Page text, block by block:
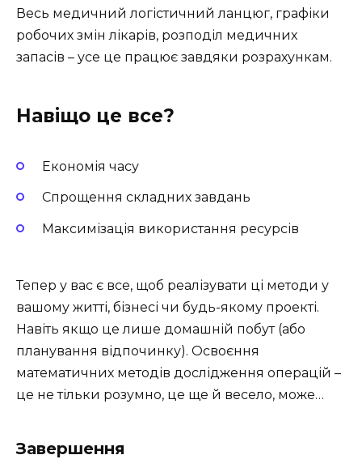
Весь медичний логістичний ланцюг, графіки
робочих змін лікарів, розподіл медичних
запасів – усе це працює завдяки розрахункам.
Навіщо це все?
Економія часу
Спрощення складних завдань
Максимізація використання ресурсів
Тепер у вас є все, щоб реалізувати ці методи у
вашому житті, бізнесі чи будь-якому проекті.
Навіть якщо це лише домашній побут (або
планування відпочинку). Освоєння
математичних методів дослідження операцій –
це не тільки розумно, це ще й весело, може…
Завершення